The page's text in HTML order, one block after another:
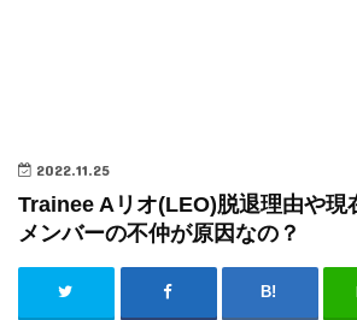
2022.11.25
Trainee Aリオ(LEO)脱退理由や現
メンバーの不仲が原因なの？